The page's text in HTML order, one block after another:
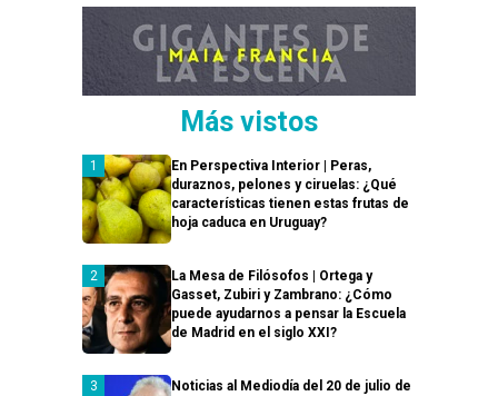
Más vistos
En Perspectiva Interior | Peras,
duraznos, pelones y ciruelas: ¿Qué
características tienen estas frutas de
hoja caduca en Uruguay?
La Mesa de Filósofos | Ortega y
Gasset, Zubiri y Zambrano: ¿Cómo
puede ayudarnos a pensar la Escuela
de Madrid en el siglo XXI?
Noticias al Mediodía del 20 de julio de